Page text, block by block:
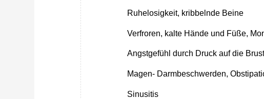
Ruhelosigkeit, kribbelnde Beine
Verfroren, kalte Hände und Füße,
Angstgefühl durch Druck auf die
Magen- Darmbeschwerden,
Sinusitis